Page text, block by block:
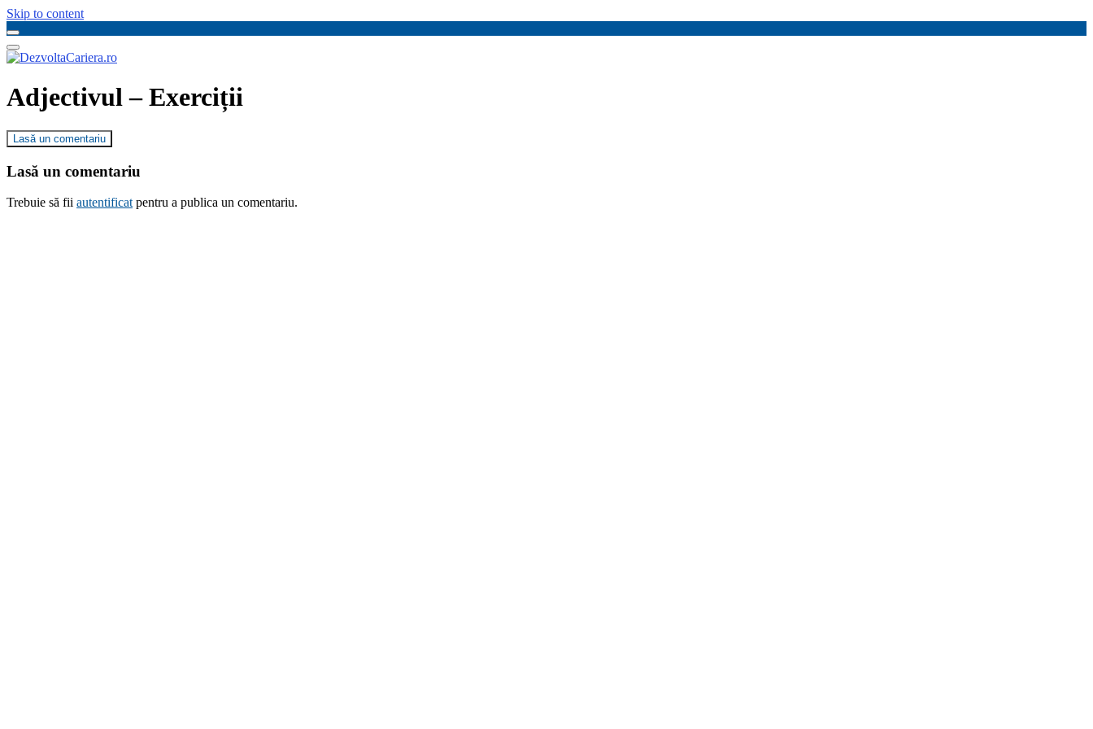
Skip to content
Adjectivul – Exerciții
Lasă un comentariu
Lasă un comentariu
Trebuie să fii autentificat pentru a publica un comentariu.